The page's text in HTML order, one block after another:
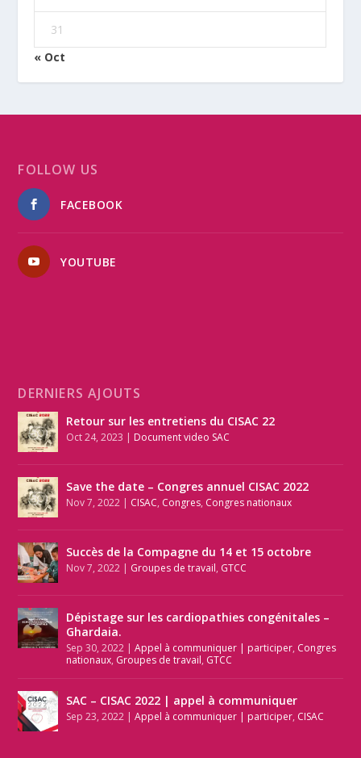
31
« Oct
FOLLOW US
FACEBOOK
YOUTUBE
DERNIERS AJOUTS
Retour sur les entretiens du CISAC 22
Oct 24, 2023 | Document video SAC
Save the date – Congres annuel CISAC 2022
Nov 7, 2022 | CISAC, Congres, Congres nationaux
Succès de la Compagne du 14 et 15 octobre
Nov 7, 2022 | Groupes de travail, GTCC
Dépistage sur les cardiopathies congénitales –
Ghardaia.
Sep 30, 2022 |Appel à communiquer | participer, Congres
nationaux, Groupes de travail, GTCC
SAC – CISAC 2022 | appel à communiquer
Sep 23, 2022 |Appel à communiquer | participer, CISAC